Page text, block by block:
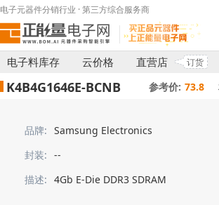
电子元器件分销行业 · 第三方综合服务商
电子料库存 云价格 直营店 订货
K4B4G1646E-BCNB 参考价: 73.8
品牌: Samsung Electronics
封装: --
描述: 4Gb E-Die DDR3 SDRAM